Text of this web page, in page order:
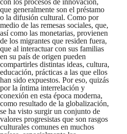
que generalmente son el préstamo
o la difusión cultural. Como por
medio de las remesas sociales, que,
así como las monetarias, provienen
de los migrantes que residen fuera,
que al interactuar con sus familias
en su país de origen pueden
compartirles distintas ideas, cultura,
educación, prácticas a las que ellos
han sido expuestos. Por eso, quizás
por la íntima interrelación y
conexión en esta época moderna,
como resultado de la globalización,
se ha visto surgir un conjunto de
valores progresistas que son rasgos
culturales comunes en muchos